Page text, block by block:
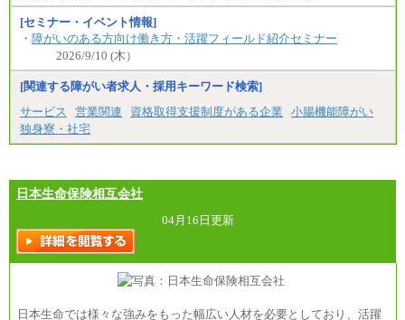
[セミナー・イベント情報]
・ 障がいのある方向け働き方・活躍フィールド紹介セミナー
2026/9/10 (木）
[関連する障がい者求人・採用キーワード検索]
サービス
営業関連 資格取得支援制度がある企業
小腸機能障がい
独身寮・社宅
日本生命保険相互会社
04月16日更新
日本生命では様々な強みをもった幅広い人材を必要としており、活躍